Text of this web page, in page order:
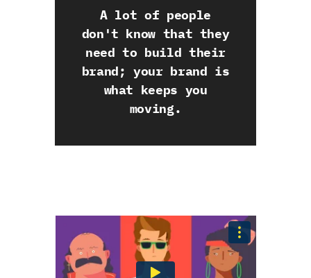
A lot of people
don't know that they
need to build their
brand; your brand is
what keeps you
moving.